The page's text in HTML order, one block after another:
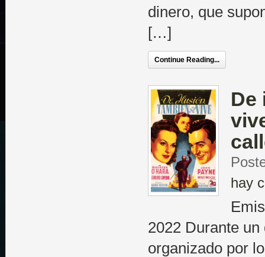
dinero, que
[…]
Continue Reading...
De
hay
2022 Durante
organizado por